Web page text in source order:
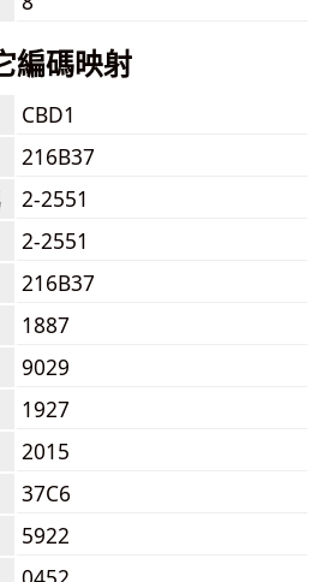
碼映射
CBD1
216B37
2-2551
2-2551
216B37
1887
9029
1927
2015
37C6
5922